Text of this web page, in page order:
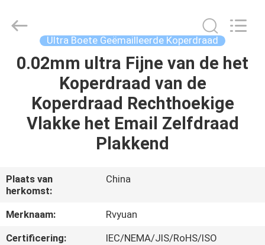
HUIS
PRODUCTEN
ONGEVEER
ONS
FABRIEKSREIS
Material
Co,.Ltd.
Ultra Boete Geëmailleerde Koperdraad
0.02mm ultra Fijne van de het
Koperdraad van de
Koperdraad Rechthoekige
Vlakke het Email Zelfdraad
Plakkend
Plaats van
herkomst:
China
Merknaam:
Rvyuan
Certificering:
IEC/NEMA/JIS/RoHS/ISO